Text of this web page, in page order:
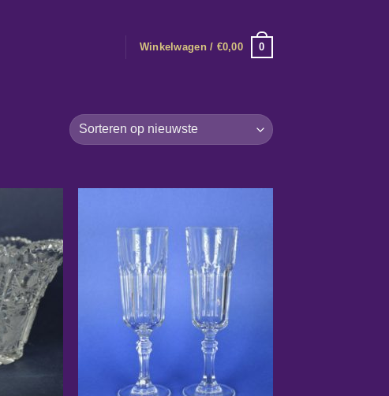
Winkelwagen / €0,00 0